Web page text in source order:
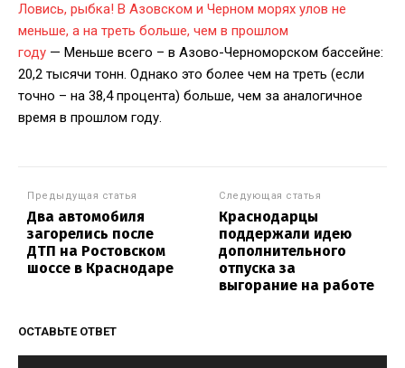
Ловись, рыбка! В Азовском и Черном морях улов не
меньше, а на треть больше, чем в прошлом
году — Меньше всего – в Азово-Черноморском бассейне:
20,2 тысячи тонн. Однако это более чем на треть (если
точно – на 38,4 процента) больше, чем за аналогичное
время в прошлом году.
Предыдущая статья
Два автомобиля
загорелись после
ДТП на Ростовском
шоссе в Краснодаре
Следующая статья
Краснодарцы
поддержали идею
дополнительного
отпуска за
выгорание на работе
ОСТАВЬТЕ ОТВЕТ